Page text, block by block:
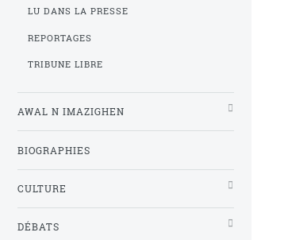
LU DANS LA PRESSE
REPORTAGES
TRIBUNE LIBRE
AWAL N IMAZIGHEN
BIOGRAPHIES
CULTURE
DÉBATS